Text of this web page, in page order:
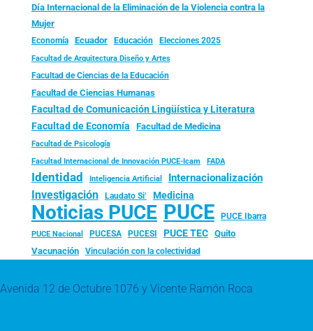
Día Internacional de la Eliminación de la Violencia contra la
Mujer
Economía Ecuador Educación Elecciones 2025
Facultad de Arquitectura Diseño y Artes
Facultad de Ciencias de la Educación
Facultad de Ciencias Humanas
Facultad de Comunicación Lingüística y Literatura
Facultad de Economía Facultad de Medicina
Facultad de Psicología
Facultad Internacional de Innovación PUCE-Icam FADA
Identidad Inteligencia Artificial Internacionalización
Investigación Laudato Si’ Medicina
Noticias PUCE PUCE PUCE Ibarra
PUCE Nacional PUCESA PUCESI PUCE TEC
Quito
Vacunación
Vinculación con la colectividad
Avenida 12 de Octubre 1076 y Vicente Ramón Roca